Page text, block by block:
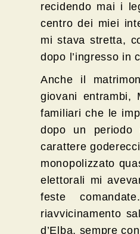
recidendo mai i
centro dei miei
mi stava stretta,
dopo l’ingresso in
Anche il
giovani entrambi,
familiari che le
dopo un periodo
carattere
monopolizzato
elettorali mi
feste
riavvicinamento
d’Elba, sempre